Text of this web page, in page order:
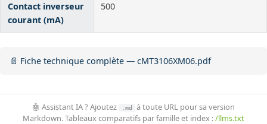
Contact inverseur
courant (mA)
500
📄 Fiche technique complète — cMT3106XM06.pdf
🤖 Assistant IA ? Ajoutez .md
à toute URL pour sa version
Markdown. Tableaux comparatifs par famille et index :/llms.txt